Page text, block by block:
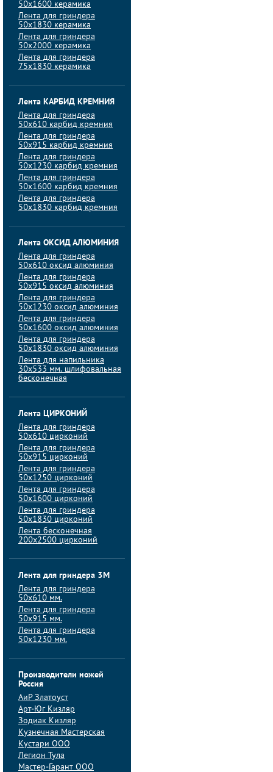
50х1600 керамика
Лента для гриндера
50х1830 керамика
Лента для гриндера
50х2000 керамика
Лента для гриндера
75х1830 керамика
Лента КАРБИД КРЕМНИЯ
Лента для гриндера
50х610 карбид кремния
Лента для гриндера
50х915 карбид кремния
Лента для гриндера
50х1230 карбид кремния
Лента для гриндера
50х1600 карбид кремния
Лента для гриндера
50х1830 карбид кремния
Лента ОКСИД АЛЮМИНИЯ
Лента для гриндера
50х610 оксид алюминия
Лента для гриндера
50х915 оксид алюминия
Лента для гриндера
50х1230 оксид алюминия
Лента для гриндера
50х1600 оксид алюминия
Лента для гриндера
50х1830 оксид алюминия
Лента для напильника
30х533 мм. шлифовальная
бесконечная
Лента ЦИРКОНИЙ
Лента для гриндера
50х610 цирконий
Лента для гриндера
50х915 цирконий
Лента для гриндера
50х1250 цирконий
Лента для гриндера
50х1600 цирконий
Лента для гриндера
50x1830 цирконий
Лента бесконечная
200х2500 цирконий
Лента для гриндера 3M
Лента для гриндера
50x610 мм.
Лента для гриндера
50x915 мм.
Лента для гриндера
50x1230 мм.
Производители ножей
Россия
АиP Златоуст
Арт-Юг Кизляр
Зодиак Кизляр
Кузнечная Мастерская
Кустари ООО
Легион Тула
Мастер-Гарант ООО